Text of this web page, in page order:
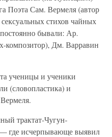
Поэта Сам. Вермеля (автор
стихов чайных
бывали: Ар.
композитор), Дм. Варравин
ученицы и ученики
(словопластика) и
трактат-Чугун-
где исчерпывающе выявил